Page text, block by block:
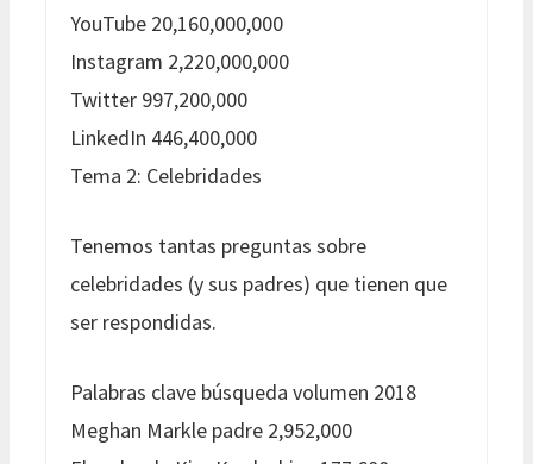
YouTube 20,160,000,000
Instagram 2,220,000,000
Twitter 997,200,000
LinkedIn 446,400,000
Tema 2: Celebridades
Tenemos tantas preguntas sobre
celebridades (y sus padres) que tienen que
ser respondidas.
Palabras clave búsqueda volumen 2018
Meghan Markle padre 2,952,000